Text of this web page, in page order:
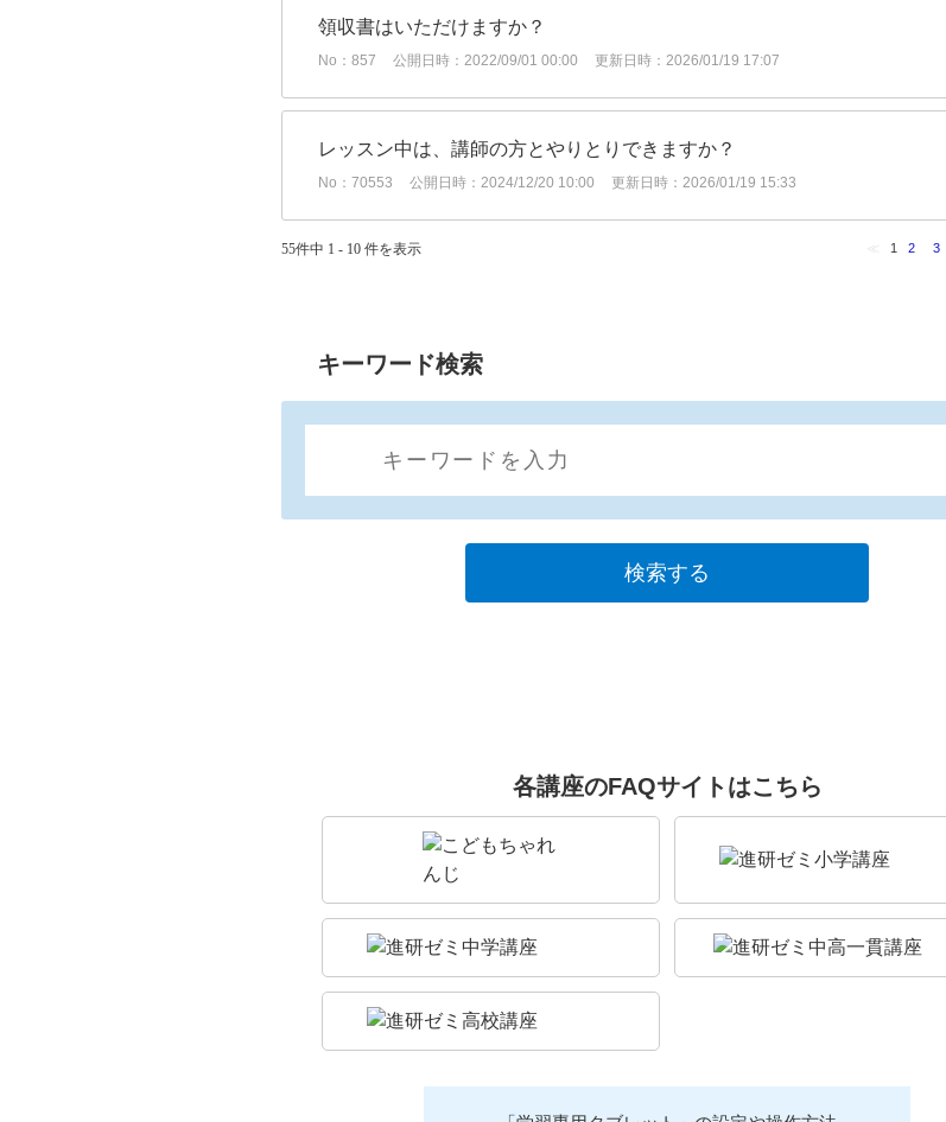
領収書はいただけますか？
No：857 公開日時：2022/09/01 00:00 更新日時：2026/01/19 17:07
レッスン中は、講師の方とやりとりできますか？
No：70553 公開日時：2024/12/20 10:00 更新日時：2026/01/19 15:33
55件中 1 - 10 件を表示 1 2 3
キーワード検索
各講座のFAQサイトはこちら